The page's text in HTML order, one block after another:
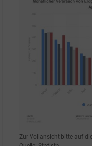
Zur Vollansicht bitte auf